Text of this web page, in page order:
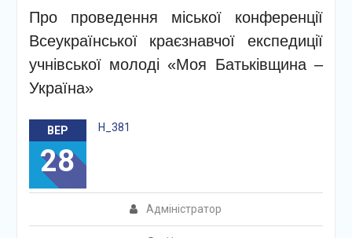
Про проведення міської конференції
Всеукраїнської краєзнавчої експедиції
учнівської молоді «Моя Батьківщина –
Україна»
ВЕР
28
Адміністратор
Н_381